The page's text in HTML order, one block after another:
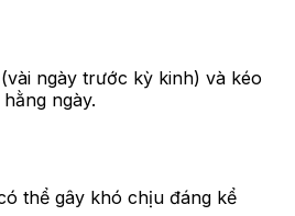
ngày trước kỳ kinh) và kéo
ngày.
thể gây khó chịu đáng kể